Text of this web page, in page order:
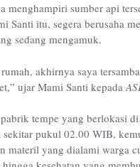
menghampiri sumber api
Santi itu, segera berusaha
sedang mengamuk.
akhirnya saya
ujar Mami Santi kepada
tempe yang berlokasi
pukul 02.00 WIB,
materil yang dialami warga